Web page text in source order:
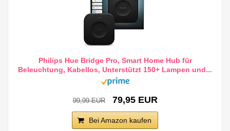
Philips Hue Bridge Pro, Smart Home Hub für
Beleuchtung, Kabellos, Unterstützt 150+ Lampen und...
99,99 EUR 79,95 EUR
Bei Amazon kaufen